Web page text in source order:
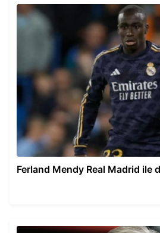
Ferland Mendy Real Madrid ile